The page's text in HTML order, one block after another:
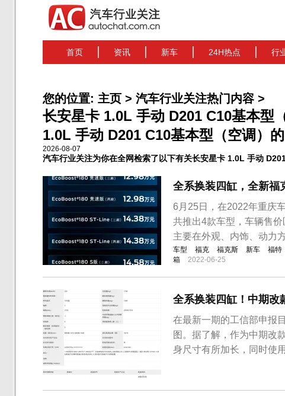
首页 资讯 新车 24H热点 行
您的位置: 主页 > 汽车行业关注热门内容 >
长安星卡 1.0L 手动 D201 C10基本型
1.0L 手动 D201 C10基本型（空调）
2026-08-07
汽车行业关注为你在全网检索了以下有关长安星卡 1.0L 手动
全系换装四缸，全新福
6月25日，在2022年重庆
共推出4款车型，车辆售
主要在外观、内饰、动力
车型 福克 福克斯 新车 福特
箱
2022-06-25
全系换装四缸！中期改
在最新一期的工信部申报
图。据了解，作为中期改
身尺寸有所加长，同时使
外市场发布，此次国产福
以及S EDITION版本。从